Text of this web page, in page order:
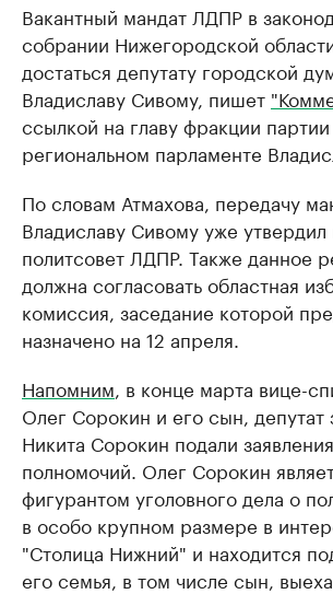
Вакантный мандат ЛДПР в
собрании Нижегородской
достаться депутату городской
Владиславу Сивому, пишет
ссылкой на главу фракции
региональном парламенте
По словам Атмахова, передачу
Владиславу Сивому уже
политсовет ЛДПР. Также данное
должна согласовать областная
комиссия, заседание которой
назначено на 12 апреля.
Напомним , в конце марта вице-
Олег Сорокин и его сын, депутат
Никита Сорокин подали
полномочий. Олег Сорокин
фигурантом уголовного дела о
в особо крупном размере в
"Столица Нижний" и находится
его семья, в том числе сын,